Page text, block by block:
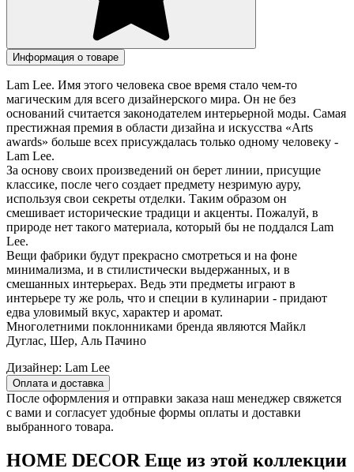
Информация о товаре
Lam Lee. Имя этого человека свое время стало чем-то
магическим для всего дизайнерского мира. Он не без
оснований считается законодателем интерьерной моды. Самая
престижная премия в области дизайна и искусства «Arts
awards» больше всех присуждалась только одному человеку -
Lam Lee.
За основу своих произведений он берет линии, присущие
классике, после чего создает предмету незримую ауру,
используя свои секреты отделки. Таким образом он
смешивает исторические традици и акценты. Пожалуй, в
природе нет такого материала, который бы не поддался Lam
Lee.
Вещи фабрики будут прекрасно смотреться и на фоне
минимализма, и в стилистически выдержанных, и в
смешанных интерьерах. Ведь эти предметы играют в
интерьере ту же роль, что и специи в кулинарии - придают
едва уловимый вкус, характер и аромат.
Многолетними поклонниками бренда являются Майкл
Дуглас, Шер, Аль Пачино
Дизайнер: Lam Lee
Оплата и доставка
После оформления и отправки заказа наш менеджер свяжется
с вами и согласует удобные формы оплаты и доставки
выбранного товара.
HOME DECOR Еще из этой коллекции